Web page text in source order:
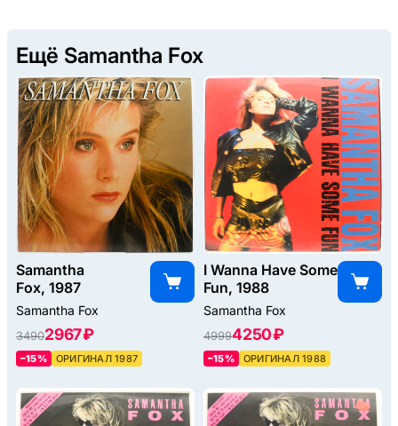
Ещё Samantha Fox
Samantha
Fox, 1987
Samantha Fox
34902967 ₽
–15% ОРИГИНАЛ 1987
I Wanna Have Some
Fun, 1988
Samantha Fox
49994250 ₽
–15% ОРИГИНАЛ 1988